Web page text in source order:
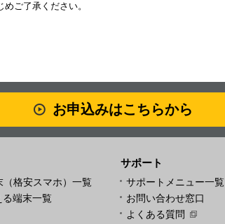
ご了承ください。
お申込みはこちらから
（格安スマホ）一覧
る端末一覧
サポート
サポートメニュー一覧
お問い合わせ窓口
よくある質問